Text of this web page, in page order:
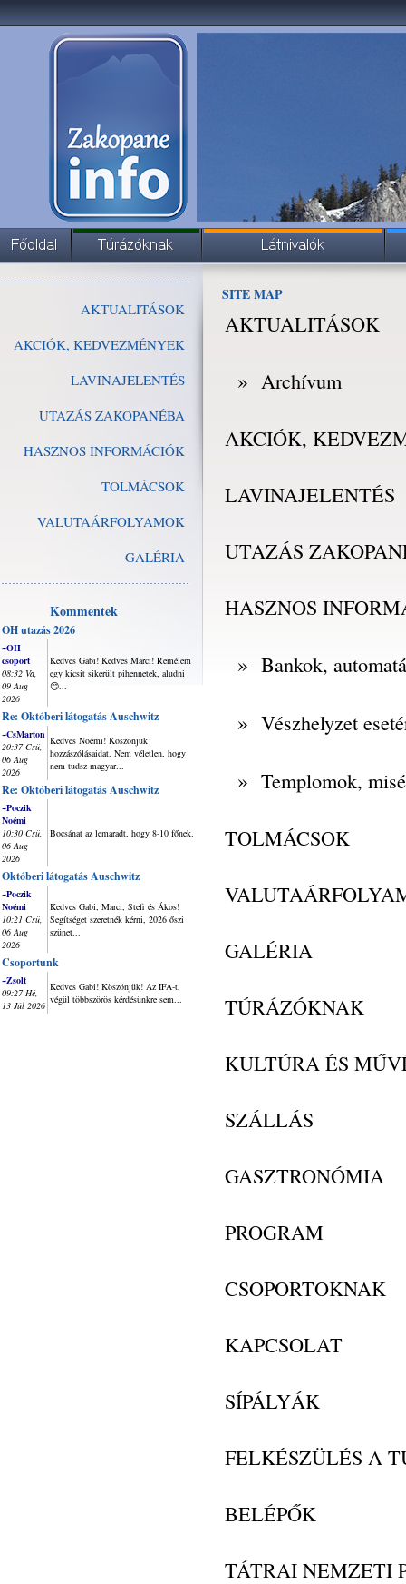
AKTUALITÁSOK
AKCIÓK, KEDVEZMÉNYEK
LAVINAJELENTÉS
UTAZÁS ZAKOPANÉBA
HASZNOS INFORMÁCIÓK
TOLMÁCSOK
VALUTAÁRFOLYAMOK
GALÉRIA
Kommentek
OH utazás 2026
~OH
csoport
08:32 Va,
09 Aug
2026
Kedves Gabi! Kedves Marci! Remélem
egy kicsit sikerült pihennetek, aludni
😊...
Re: Októberi látogatás Auschwitz
~CsMarton
20:37 Csü,
06 Aug
2026
Kedves Noémi! Köszönjük
hozzászólásaidat. Nem véletlen, hogy
nem tudsz magyar...
Re: Októberi látogatás Auschwitz
~Poczik
Noémi
10:30 Csü,
06 Aug
2026
Bocsánat az lemaradt, hogy 8-10 főnek.
Októberi látogatás Auschwitz
~Poczik
Noémi
10:21 Csü,
06 Aug
2026
Kedves Gabi, Marci, Stefi és Ákos!
Segítséget szeretnék kérni, 2026 őszi
szünet...
Csoportunk
~Zsolt
09:27 Hé,
13 Júl 2026
Kedves Gabi! Köszönjük! Az IFA-t,
végül többszörös kérdésünkre sem...
SITE MAP
AKTUALITÁSOK
» Archívum
AKCIÓK,
LAVINAJELENTÉS
UTAZÁS
HASZNOS
» Bankok,
» Vészhelyzet
» Templomok,
TOLMÁCSOK
GALÉRIA
TÚRÁZÓKNAK
KULTÚRA ÉS
SZÁLLÁS
GASZTRONÓMIA
PROGRAM
CSOPORTOKNAK
KAPCSOLAT
SÍPÁLYÁK
FELKÉSZÜLÉS A
BELÉPŐK
TÁTRAI NEMZETI